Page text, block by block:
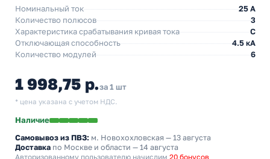
Номинальный ток
25 A
Количество полюсов
3
Характеристика срабатывания кривая тока
C
Отключающая способность
4.5 кА
Количество модулей
6
1 998,75 р.за 1 шт
* цена указана с учетом НДС.
Наличие
Самовывоз из ПВЗ: м. Новохохловская — 13 августа
Доставка по Москве и области — 14 августа
Авторизованному пользователю начислим 20 бонусов